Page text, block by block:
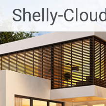
naar
de
inhoud
Shelly-Cloud